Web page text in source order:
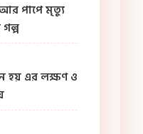
পাপে মৃত্যু
হয় এর লক্ষণ ও